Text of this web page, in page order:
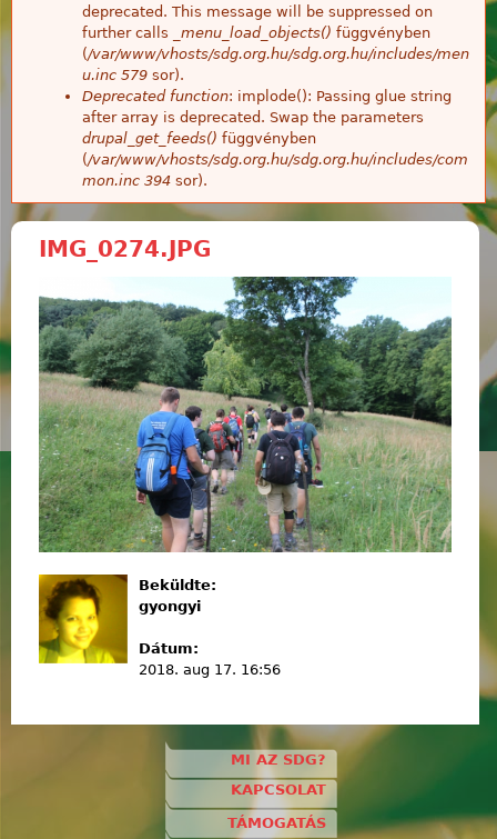
deprecated. This message will be suppressed on
further calls
_menu_load_objects() függvényben
(/var/www/vhosts/sdg.org.hu/sdg.org.hu/includes/men
u.inc 579 sor).
Deprecated function: implode(): Passing glue string
after array is deprecated. Swap the parameters
drupal_get_feeds() függvényben
(/var/www/vhosts/sdg.org.hu/sdg.org.hu/includes/com
mon.inc 394 sor).
IMG_0274.JPG
Beküldte:
gyongyi
Dátum:
2018. aug 17. 16:56
MI AZ SDG?
KAPCSOLAT
TÁMOGATÁS